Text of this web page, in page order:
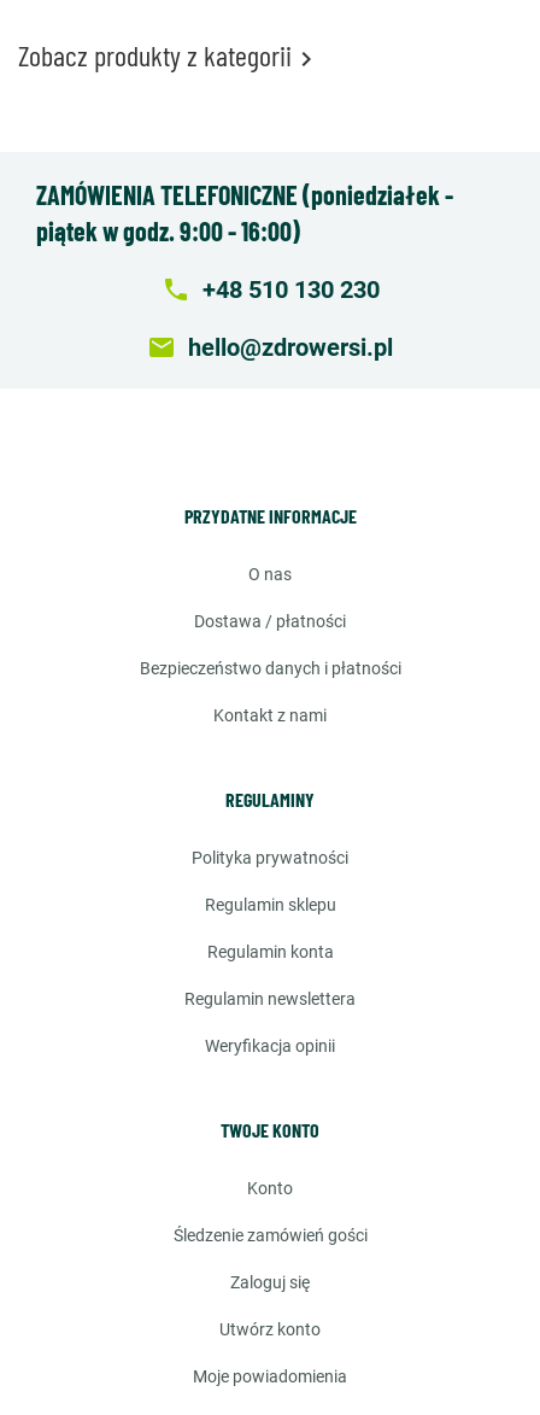
Zobacz produkty z kategorii 
ZAMÓWIENIA TELEFONICZNE (poniedziałek -
piątek w godz. 9:00 - 16:00)
local_phone +48 510 130 230
email hello@zdrowersi.pl
PRZYDATNE INFORMACJE
o nas
dostawa / płatności
bezpieczeństwo danych i płatności
kontakt z nami
REGULAMINY
polityka prywatności
regulamin sklepu
regulamin konta
regulamin newslettera
weryfikacja opinii
TWOJE KONTO
konto
śledzenie zamówień gości
zaloguj się
utwórz konto
moje powiadomienia